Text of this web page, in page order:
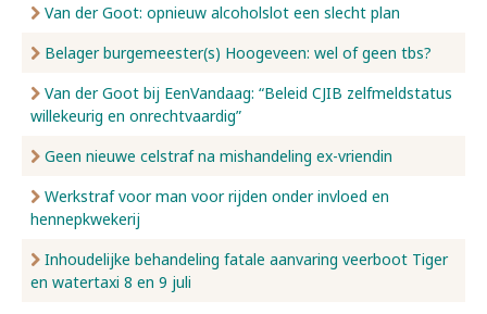
Van der Goot: opnieuw alcoholslot een slecht plan
Belager burgemeester(s) Hoogeveen: wel of geen tbs?
Van der Goot bij EenVandaag: “Beleid CJIB zelfmeldstatus
willekeurig en onrechtvaardig”
Geen nieuwe celstraf na mishandeling ex-vriendin
Werkstraf voor man voor rijden onder invloed en
hennepkwekerij
Inhoudelijke behandeling fatale aanvaring veerboot Tiger
en watertaxi 8 en 9 juli